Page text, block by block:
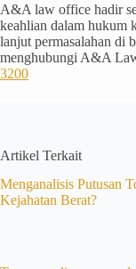
A&A law office hadir
keahlian dalam hukum
lanjut permasalahan di
menghubungi A&A
3200
Artikel Terkait
Menganalisis Putusan
Kejahatan Berat?